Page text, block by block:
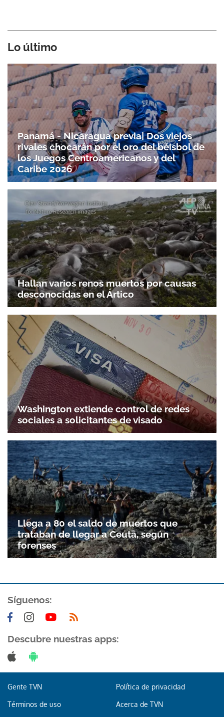
Lo último
Panamá - Nicaragua previa| Dos viejos
rivales chocarán por el oro del béisbol de
los Juegos Centroamericanos y del
Caribe 2026
Hallan varios renos muertos por causas
desconocidas en el Ártico
Washington extiende control de redes
sociales a solicitantes de visado
Llega a 80 el saldo de muertos que
trataban de llegar a Ceuta, según
forenses
Síguenos:
Descubre nuestras apps:
Gente TVN Política de privacidad
Términos de uso Acerca de TVN